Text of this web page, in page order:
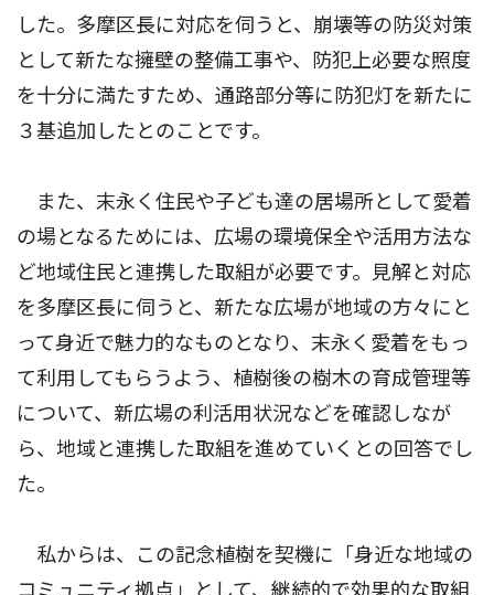
した。多摩区長に対応を伺うと、崩壊等の防災対策
として新たな擁壁の整備工事や、防犯上必要な照度
を十分に満たすため、通路部分等に防犯灯を新たに
３基追加したとのことです。
また、末永く住民や子ども達の居場所として愛着
の場となるためには、広場の環境保全や活用方法な
ど地域住民と連携した取組が必要です。見解と対応
を多摩区長に伺うと、新たな広場が地域の方々にと
って身近で魅力的なものとなり、末永く愛着をもっ
て利用してもらうよう、植樹後の樹木の育成管理等
について、新広場の利活用状況などを確認しなが
ら、地域と連携した取組を進めていくとの回答でし
た。
私からは、この記念植樹を契機に「身近な地域の